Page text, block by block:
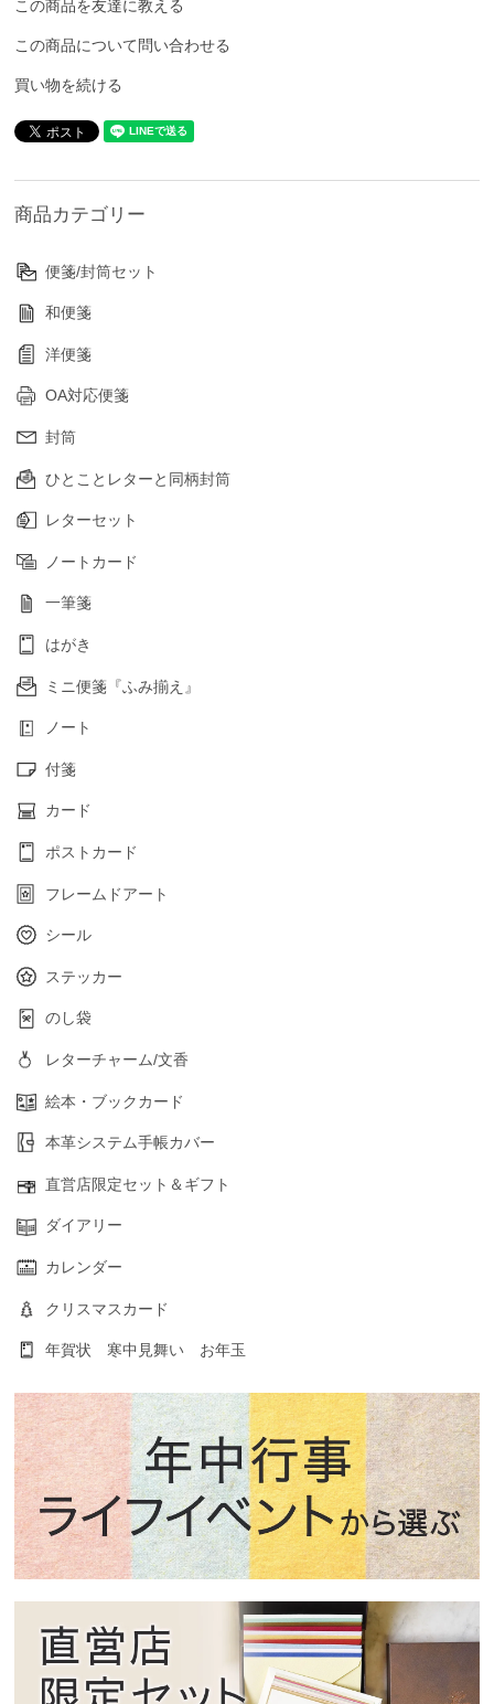
この商品を友達に教える
この商品について問い合わせる
買い物を続ける
商品カテゴリー
便箋/封筒セット
和便箋
洋便箋
OA対応便箋
封筒
ひとことレターと同柄封筒
レターセット
ノートカード
一筆箋
はがき
ミニ便箋『ふみ揃え』
ノート
付箋
カード
ポストカード
フレームドアート
シール
ステッカー
のし袋
レターチャーム/文香
絵本・ブックカード
本革システム手帳カバー
直営店限定セット＆ギフト
ダイアリー
カレンダー
クリスマスカード
年賀状 寒中見舞い お年玉